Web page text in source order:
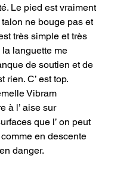
Le pied est vraiment
ne bouge pas et
très simple et très
languette me
de soutien et de
rien. C’ est top.
Vibram
à l’ aise sur
que l’ on peut
en descente
danger.